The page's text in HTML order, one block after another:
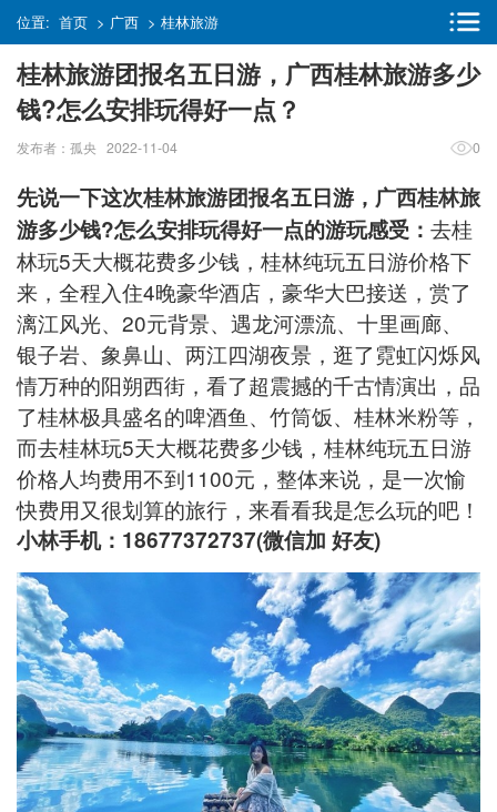
位置: 首页 > 广西 > 桂林旅游
桂林旅游团报名五日游，广西桂林旅游多少
钱?怎么安排玩得好一点？
发布者：孤央 2022-11-04 0
先说一下这次桂林旅游团报名五日游，广西桂林旅
游多少钱?怎么安排玩得好一点的游玩感受： 去桂
林玩5天大概花费多少钱，桂林纯玩五日游价格下
来，全程入住4晚豪华酒店，豪华大巴接送，赏了
漓江风光、20元背景、遇龙河漂流、十里画廊、
银子岩、象鼻山、两江四湖夜景，逛了霓虹闪烁风
情万种的阳朔西街，看了超震撼的千古情演出，品
了桂林极具盛名的啤酒鱼、竹筒饭、桂林米粉等，
而去桂林玩5天大概花费多少钱，桂林纯玩五日游
价格人均费用不到1100元，整体来说，是一次愉
快费用又很划算的旅行，来看看我是怎么玩的吧！
小林手机：18677372737(微信加 好友)